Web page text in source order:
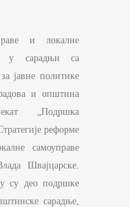
и локалне
у сарадњи са
јавне политике
и општина
„Подршка
реформе
самоуправе
Швајцарске.
су део подршке
сарадње,